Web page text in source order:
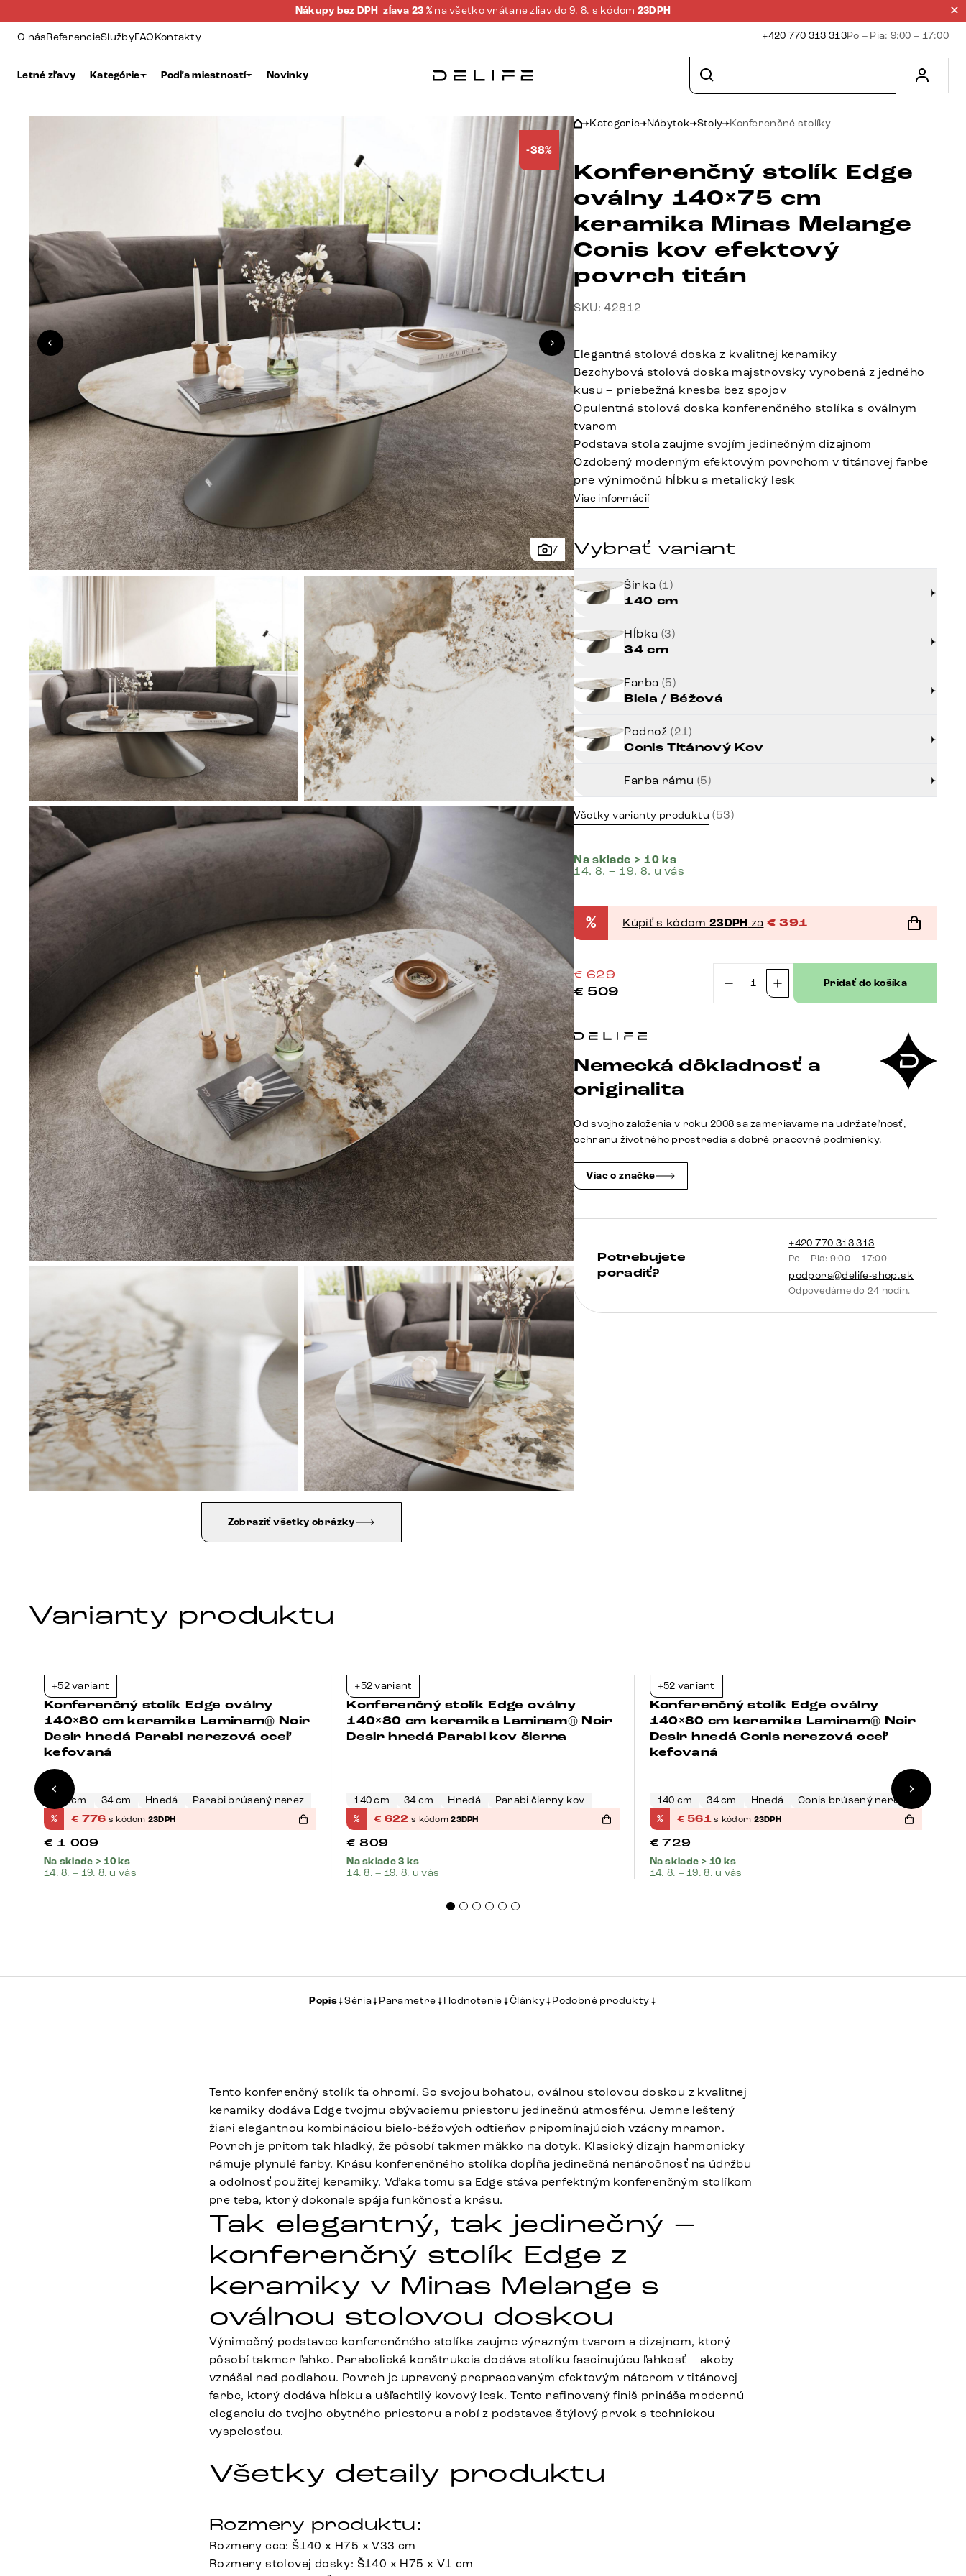
Nákupy bez DPH zĺava 23 % na všetko vrátane zliav do 9. 8. s kódom 23DPH
O násReferencieSlužbyFAQKontakty +420 770 313 313Po – Pia: 9:00 – 17:00
Letné zľavy Kategórie Podľa miestností Novinky
7
-38%
Zobraziť všetky obrázky
Kategorie Nábytok Stoly Konferenčné stolíky
Konferenčný stolík Edge
oválny 140×75 cm
keramika Minas Melange
Conis kov efektový
povrch titán
SKU: 42812
Elegantná stolová doska z kvalitnej keramiky
Bezchybová stolová doska majstrovsky vyrobená z jedného
kusu – priebežná kresba bez spojov
Opulentná stolová doska konferenčného stolíka s oválnym
tvarom
Podstava stola zaujme svojím jedinečným dizajnom
Ozdobený moderným efektovým povrchom v titánovej farbe
pre výnimočnú hĺbku a metalický lesk
Viac informácií
Vybrať variant
Šírka (1)
140 cm
Hĺbka (3)
34 cm
Farba (5)
Biela / Béžová
Podnož(21)
Conis Titánový Kov
Farba rámu (5)
Všetky varianty produktu (53)
Na sklade > 10 ks
14. 8. – 19. 8. u vás
% Kúpiť s kódom 23DPH za € 391
€629
€ 509
množstvo
oválny
keramika
Minas
Pridať do košíka
Nemecká dôkladnosť a
originalita
Od svojho založenia v roku 2008 sa zameriavame na udržateľnosť,
ochranu životného prostredia a dobré pracovné podmienky.
Viac o značke
Potrebujete
poradiť?
+420 770 313 313
Po – Pia: 9:00 – 17:00
podpora@delife-shop.sk
Odpovedáme do 24 hodín.
Varianty produktu
+52 variant
Konferenčný stolík Edge oválny
140×80 cm keramika Laminam® Noir
Desir hnedá Parabi nerezová oceľ
kefovaná
140 cm 34 cm Hnedá Parabi brúsený nerez
% € 776 s kódom 23DPH
€ 1 009
Na sklade > 10 ks
14. 8. – 19. 8. u vás
+52 variant
Konferenčný stolík Edge oválny
140×80 cm keramika Laminam® Noir
Desir hnedá Parabi kov čierna
140 cm 34 cm Hnedá Parabi čierny kov
% € 622 s kódom23DPH
€ 809
Na sklade 3 ks
14. 8. – 19. 8. u vás
+52 variant
Konferenčný stolík Edge oválny
140×80 cm keramika Laminam® Noir
Desir hnedá Conis nerezová oceľ
kefovaná
140 cm 34 cm Hnedá Conis brúsený nerez
% €561 s kódom 23DPH
€ 729
Na sklade > 10 ks
14. 8. – 19. 8. u vás
Popis Séria Parametre Hodnotenie Články Podobné produkty
Tento konferenčný stolík ťa ohromí. So svojou bohatou, oválnou stolovou doskou z kvalitnej
keramiky dodáva Edge tvojmu obývaciemu priestoru jedinečnú atmosféru. Jemne leštený
žiari elegantnou kombináciou bielo-béžových odtieňov pripomínajúcich vzácny mramor.
Povrch je pritom tak hladký, že pôsobí takmer mäkko na dotyk. Klasický dizajn harmonicky
rámuje plynulé farby. Krásu konferenčného stolíka dopĺňa jedinečná nenáročnosť na údržbu
a odolnosť použitej keramiky. Vďaka tomu sa Edge stáva perfektným konferenčným stolíkom
pre teba, ktorý dokonale spája funkčnosť a krásu.
Tak elegantný, tak jedinečný –
konferenčný stolík Edge z
keramiky v Minas Melange s
oválnou stolovou doskou
Výnimočný podstavec konferenčného stolíka zaujme výrazným tvarom a dizajnom, ktorý
pôsobí takmer ľahko. Parabolická konštrukcia dodáva stolíku fascinujúcu ľahkosť – akoby
vznášal nad podlahou. Povrch je upravený prepracovaným efektovým náterom v titánovej
farbe, ktorý dodáva hĺbku a ušľachtilý kovový lesk. Tento rafinovaný finiš prináša modernú
eleganciu do tvojho obytného priestoru a robí z podstavca štýlový prvok s technickou
vyspelosťou.
Všetky detaily produktu
Rozmery produktu:
Rozmery cca: Š140 x H75 x V33 cm
Rozmery stolovej dosky: Š140 x H75 x V1 cm